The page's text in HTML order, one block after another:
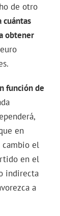
de otro
cuántas
obtener
función de
en
cambio el
en el
indirecta
a